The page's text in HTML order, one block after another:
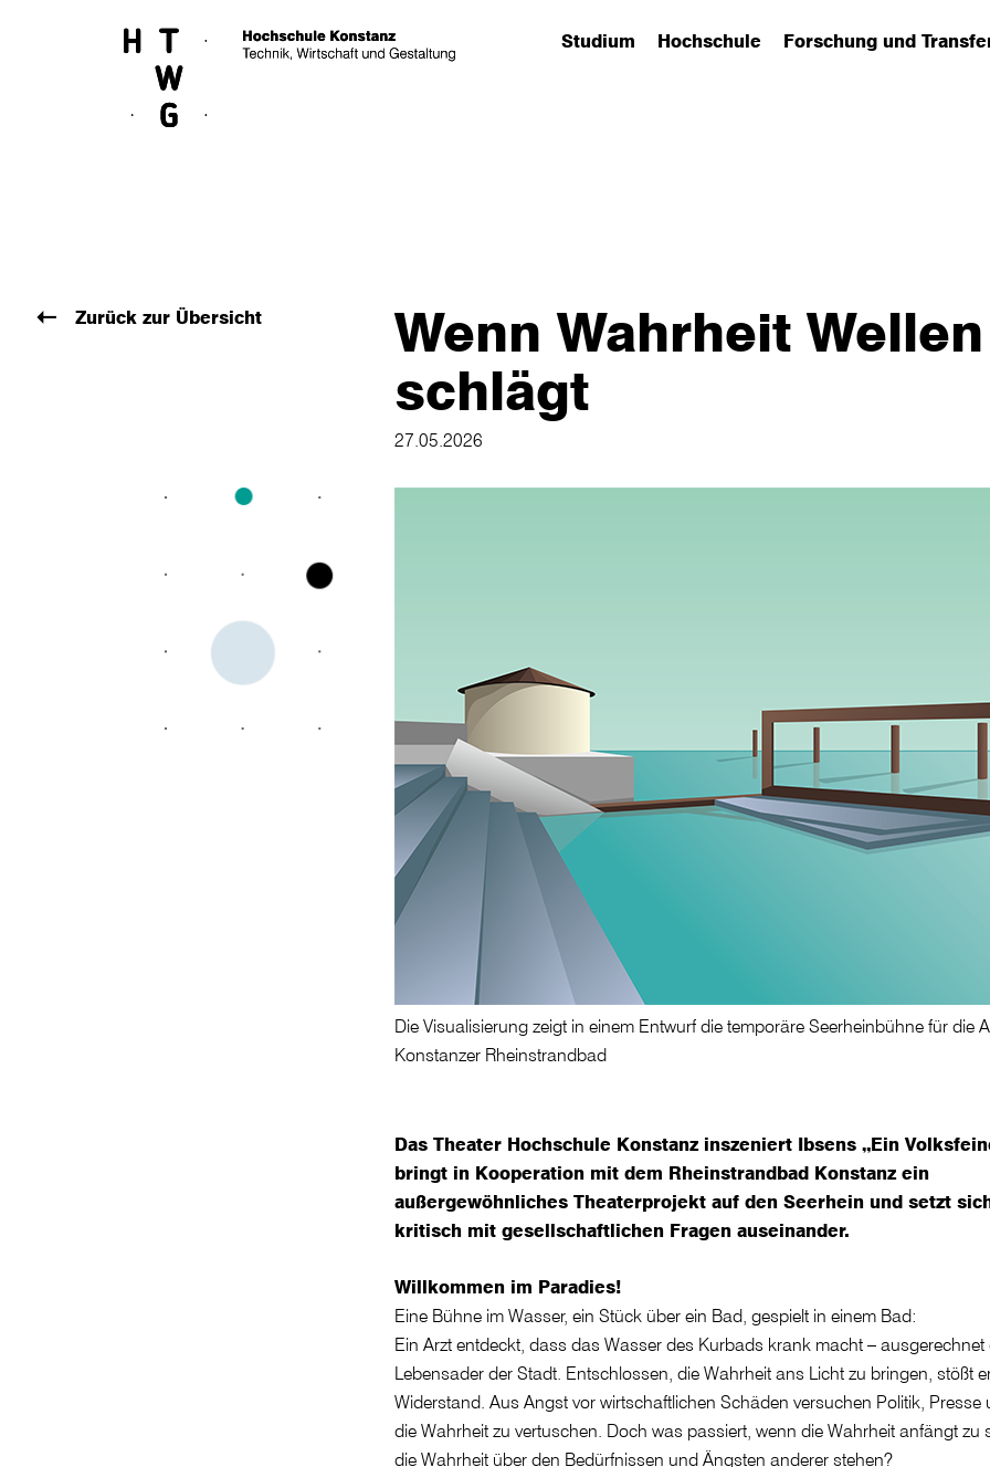
Studium
(has submenu)Hochschule
(has submenu)Forschung und
(has submenu)
Zurück zur Übersicht
Wenn Wahrheit Wellen
schlägt
27.05.2026
Die Visualisierung zeigt in einem Entwurf die temporäre Seerheinbühne für
Konstanzer Rheinstrandbad
Das Theater Hochschule Konstanz inszeniert Ibsens „Ein
bringt in Kooperation mit dem Rheinstrandbad Konstanz ein
außergewöhnliches Theaterprojekt auf den Seerhein und setzt
kritisch mit gesellschaftlichen Fragen auseinander.
Willkommen im Paradies!
Eine Bühne im Wasser, ein Stück über ein Bad, gespielt in einem Bad:
Ein Arzt entdeckt, dass das Wasser des Kurbads krank macht – ausgerechnet
Lebensader der Stadt. Entschlossen, die Wahrheit ans Licht zu bringen, stößt
Widerstand. Aus Angst vor wirtschaftlichen Schäden versuchen Politik, Presse
die Wahrheit zu vertuschen. Doch was passiert, wenn die Wahrheit anfängt zu
die Wahrheit über den Bedürfnissen und Ängsten anderer stehen?